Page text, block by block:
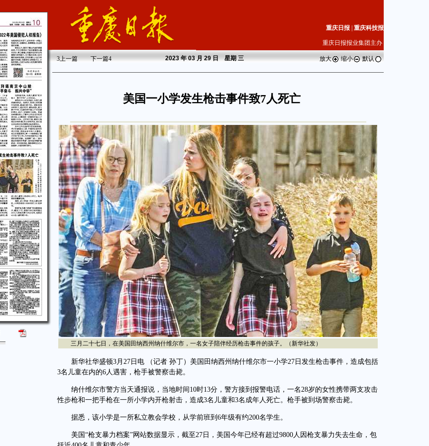
重庆日报 重庆科技报
重庆日报报业集团主办
3上一篇 下一篇4 2023年 03 月 29 日 星期三 放大 缩小 默认
美国一小学发生枪击事件致7人死亡
三月二十七日，在美国田纳西州纳什维尔市，一名女子陪伴经历枪击事件的孩子。（新华社发）
新华社华盛顿3月27日电 （记者 孙丁）美国田纳西州纳什维尔市一小学27日发生枪击事件，造成包括
3名儿童在内的6人遇害，枪手被警察击毙。
纳什维尔市警方当天通报说，当地时间10时13分，警方接到报警电话，一名28岁的女性携带两支攻击
性步枪和一把手枪在一所小学内开枪射击，造成3名儿童和3名成年人死亡。枪手被到场警察击毙。
据悉，该小学是一所私立教会学校，从学前班到6年级有约200名学生。
美国“枪支暴力档案”网站数据显示，截至27日，美国今年已经有超过9800人因枪支暴力失去生命，包